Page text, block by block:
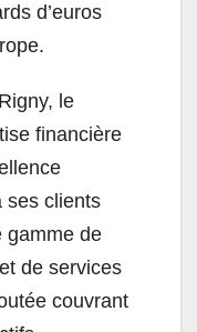
d’euros
le
financière
ses clients
gamme de
de services
couvrant